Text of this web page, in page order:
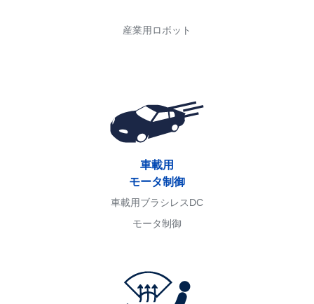
産業用ロボット
車載用
モータ制御
車載用ブラシレスDC
モータ制御